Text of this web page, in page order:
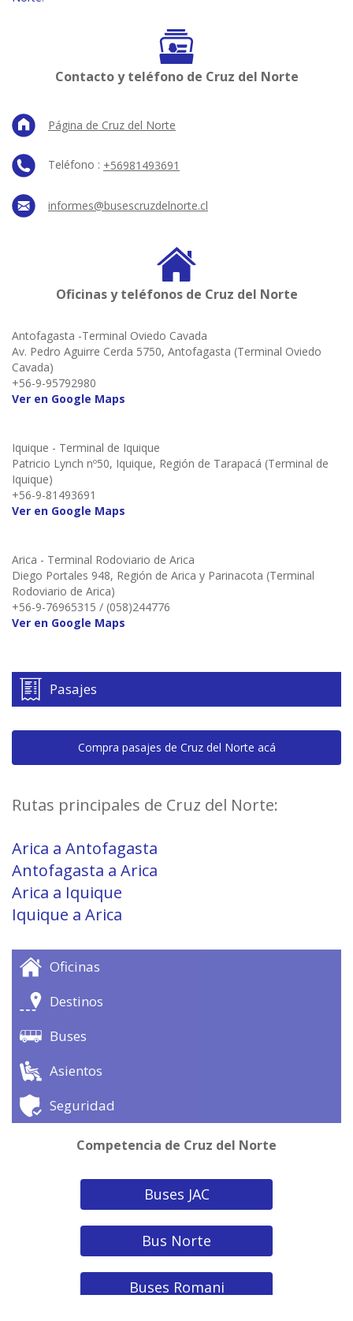
Contacto y teléfono de Cruz del Norte
Página de Cruz del Norte
Teléfono : +56981493691
informes@busescruzdelnorte.cl
Oficinas y teléfonos de Cruz del Norte
Antofagasta -Terminal Oviedo Cavada
Av. Pedro Aguirre Cerda 5750, Antofagasta (Terminal Oviedo
Cavada)
+56-9-95792980
Ver en Google Maps
Iquique - Terminal de Iquique
Patricio Lynch nº50, Iquique, Región de Tarapacá (Terminal de
Iquique)
+56-9-81493691
Ver en Google Maps
Arica - Terminal Rodoviario de Arica
Diego Portales 948, Región de Arica y Parinacota (Terminal
Rodoviario de Arica)
+56-9-76965315 / (058)244776
Ver en Google Maps
Pasajes
Compra pasajes de Cruz del Norte acá
Rutas principales de Cruz del Norte:
Arica a Antofagasta
Antofagasta a Arica
Arica a Iquique
Iquique a Arica
Oficinas
Destinos
Buses
Asientos
Seguridad
Competencia de Cruz del Norte
Buses JAC
Bus Norte
Buses Romani